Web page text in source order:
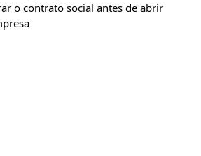
o contrato social antes de abrir